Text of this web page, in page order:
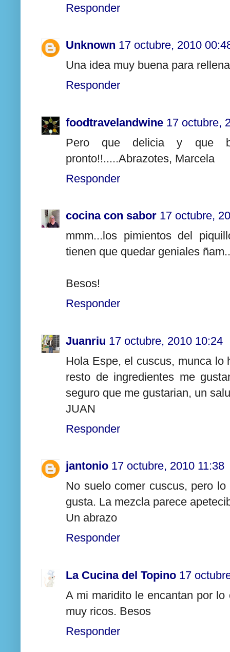
Responder
Unknown 17 octubre, 2010
Una idea muy buena para
Responder
foodtravelandwine 17 octubre,
Pero que delicia y que
pronto!!.....Abrazotes, Marcela
Responder
cocina con sabor 17 octubre,
mmm...los pimientos del
tienen que quedar geniales
Besos!
Responder
Juanriu 17 octubre, 2010 10:24
Hola Espe, el cuscus, munca lo
resto de ingredientes me
seguro que me gustarian, un
JUAN
Responder
jantonio 17 octubre, 2010 11:38
No suelo comer cuscus, pero
gusta. La mezcla parece
Un abrazo
Responder
La Cucina del Topino 17
A mi maridito le encantan por
muy ricos. Besos
Responder